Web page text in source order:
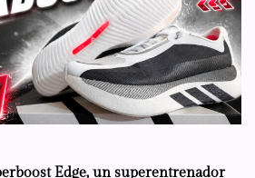
Edge, un superentrenador